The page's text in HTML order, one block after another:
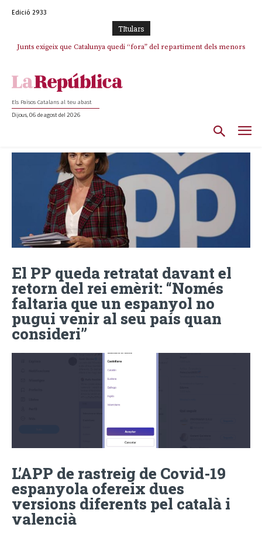
Edició 2933
TItulars
Junts exigeix que Catalunya quedi “fora” del repartiment dels menors
Els Països Catalans al teu abast
Dijous, 06 de agost del 2026
El PP queda retratat davant el
retorn del rei emèrit: “Només
faltaria que un espanyol no
pugui venir al seu país quan
consideri”
L’APP de rastreig de Covid-19
espanyola ofereix dues
versions diferents pel català i
valencià